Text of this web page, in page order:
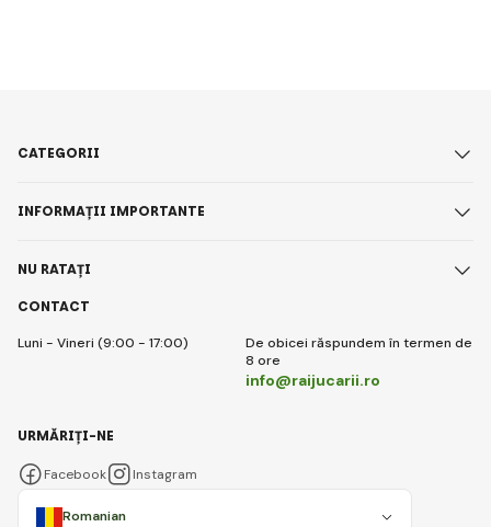
fenomen
sunt pline de
videoclipuri, iar
părinții se
CONTACT
Luni - Vineri (9:00 - 17:00)
De obicei răspundem în termen de
8 ore
info@raijucarii.ro
CATEGORII
INFORMAȚII IMPORTANTE
NU RATAȚI
Romanian
URMĂRIȚI-NE
Facebook Instagram